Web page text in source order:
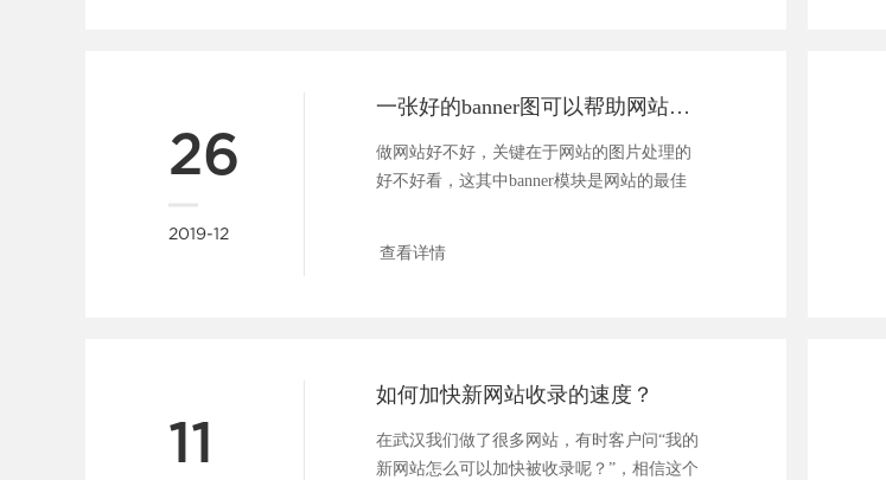
26
2019-12
一张好的banner图可以帮助网站吸引用户、促进转化
做网站好不好，关键在于网站的图片处理的
好不好看，这其中banner模块是网站的最佳
查看详情
11
如何加快新网站收录的速度？
在武汉我们做了很多网站，有时客户问“我的
新网站怎么可以加快被收录呢？”，相信这个